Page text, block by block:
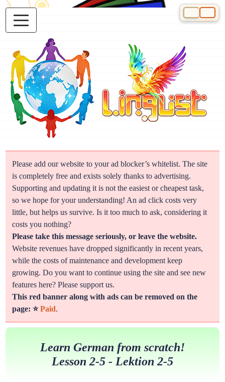
Please add our website to your ad blocker’s whitelist. The site
is completely free and exists solely thanks to advertising.
Supporting and updating it is not the easiest or cheapest task,
so we hope for your understanding! An ad click costs very
little, but helps us survive. Is it too much to ask, considering it
costs you nothing?
Please take this message seriously, or leave the website.
Website revenues have dropped significantly in recent years,
while the costs of maintenance and development keep
growing. Do you want to continue using the site and see new
features here? Please support us.
This red banner along with ads can be removed on the
page: ⭐Paid.
Learn German from scratch!
Lesson 2-5 - Lektion 2-5